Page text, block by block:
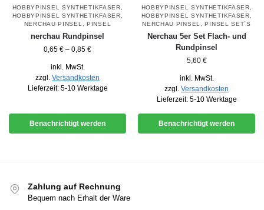
HOBBYPINSEL SYNTHETIKFASER
HOBBYPINSEL SYNTHETIKFASER
NERCHAU PINSEL
PINSEL
nerchau Rundpinsel
0,65 € – 0,85 €
inkl. MwSt.
zzgl. Versandkosten
Lieferzeit: 5-10 Werktage
Benachrichtigt werden
HOBBYPINSEL SYNTHETIKFASER
HOBBYPINSEL SYNTHETIKFASER
NERCHAU PINSEL
,PINSEL SET´S
Nerchau 5er Set Flach- und
Rundpinsel
5,60 €
inkl. MwSt.
zzgl. Versandkosten
Lieferzeit: 5-10 Werktage
Benachrichtigt werden
Zahlung auf Rechnung
Bequem nach Erhalt der Ware